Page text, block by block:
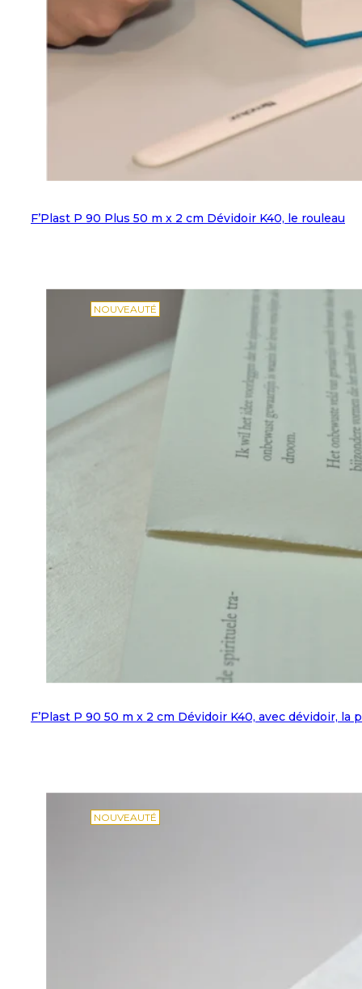
F’Plast P 90 Plus 50 m x 2 cm Dévidoir K40, le rouleau
NOUVEAUTÉ
F’Plast P 90 50 m x 2 cm Dévidoir K40, avec dévidoir, la
NOUVEAUTÉ